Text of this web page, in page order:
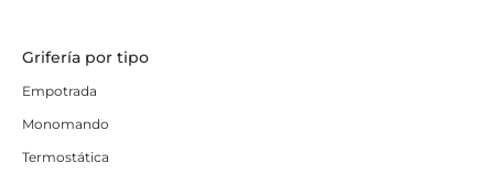
Grifería por tipo
Empotrada
Monomando
Termostática